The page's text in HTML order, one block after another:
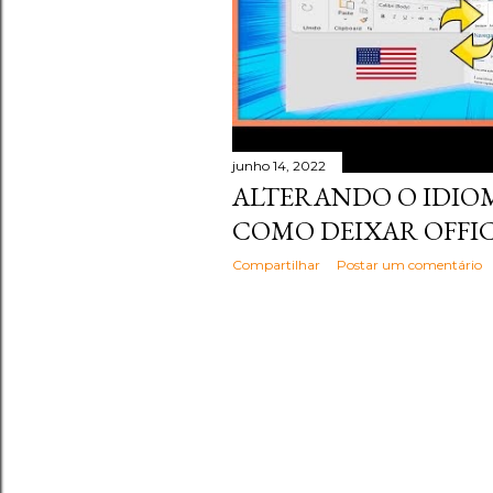
junho 14, 2022
ALTERANDO O
COMO DEIXAR
Compartilhar Postar um comentário